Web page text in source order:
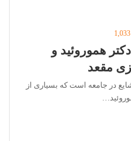
1,033
هموروئید و
مقعد
در جامعه است که بسیاری از